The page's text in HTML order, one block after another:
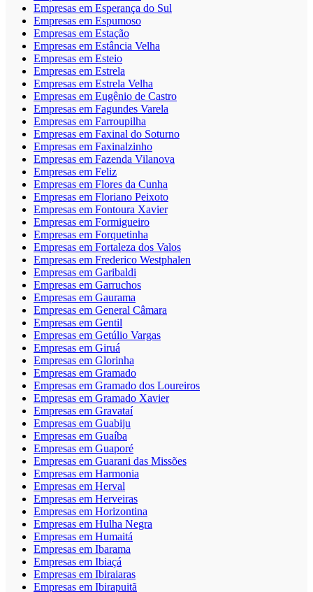
Empresas em Esperança do Sul
Empresas em Espumoso
Empresas em Estação
Empresas em Estância Velha
Empresas em Esteio
Empresas em Estrela
Empresas em Estrela Velha
Empresas em Eugênio de Castro
Empresas em Fagundes Varela
Empresas em Farroupilha
Empresas em Faxinal do Soturno
Empresas em Faxinalzinho
Empresas em Fazenda Vilanova
Empresas em Feliz
Empresas em Flores da Cunha
Empresas em Floriano Peixoto
Empresas em Fontoura Xavier
Empresas em Formigueiro
Empresas em Forquetinha
Empresas em Fortaleza dos Valos
Empresas em Frederico Westphalen
Empresas em Garibaldi
Empresas em Garruchos
Empresas em Gaurama
Empresas em General Câmara
Empresas em Gentil
Empresas em Getúlio Vargas
Empresas em Giruá
Empresas em Glorinha
Empresas em Gramado
Empresas em Gramado dos Loureiros
Empresas em Gramado Xavier
Empresas em Gravataí
Empresas em Guabiju
Empresas em Guaíba
Empresas em Guaporé
Empresas em Guarani das Missões
Empresas em Harmonia
Empresas em Herval
Empresas em Herveiras
Empresas em Horizontina
Empresas em Hulha Negra
Empresas em Humaitá
Empresas em Ibarama
Empresas em Ibiaçá
Empresas em Ibiraiaras
Empresas em Ibirapuitã